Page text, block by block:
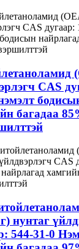
CAS
багадаа
нунтаг
544-31-0